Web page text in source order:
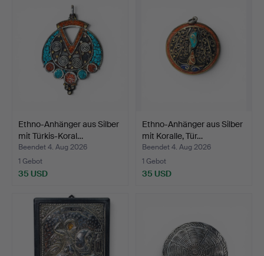
Ethno-Anhänger aus Silber
mit Türkis-Koral…
Beendet 4. Aug 2026
1 Gebot
35 USD
Ethno-Anhänger aus Silber
mit Koralle, Tür…
Beendet 4. Aug 2026
1 Gebot
35 USD